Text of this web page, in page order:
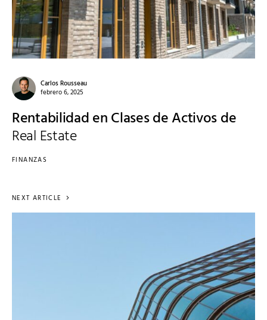
Carlos Rousseau
febrero 6, 2025
Rentabilidad en Clases de Activos de
Real Estate
FINANZAS
NEXT ARTICLE